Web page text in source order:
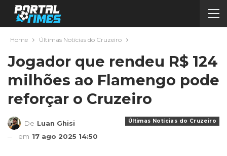
Home Últimas Notícias do Cruzeiro
Jogador que rendeu R$ 124
milhões ao Flamengo pode
reforçar o Cruzeiro
Últimas Notícias do Cruzeiro
De Luan Ghisi
em 17 ago 2025 14:50